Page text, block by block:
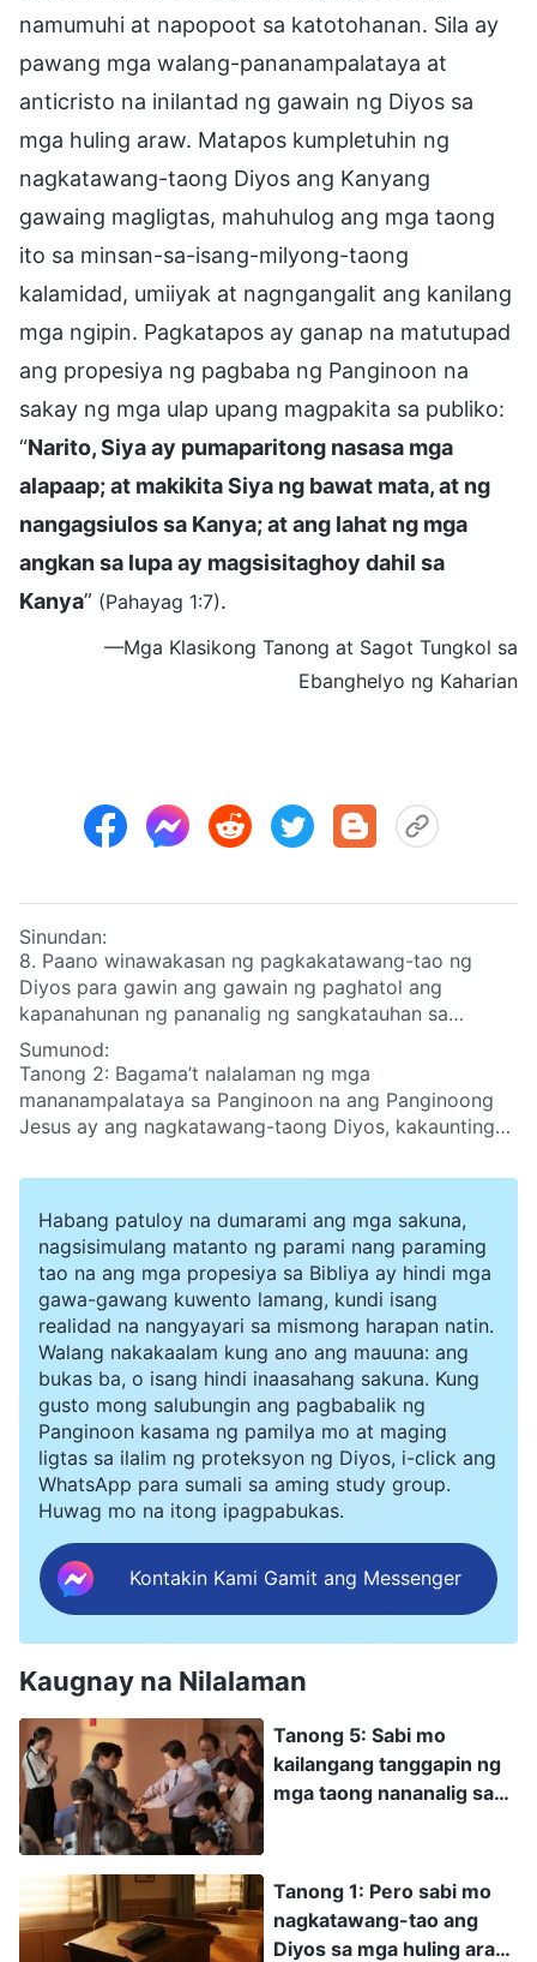
namumuhi at napopoot sa katotohanan. Sila ay
pawang mga walang-pananampalataya at
anticristo na inilantad ng gawain ng Diyos sa
mga huling araw. Matapos kumpletuhin ng
nagkatawang-taong Diyos ang Kanyang
gawaing magligtas, mahuhulog ang mga taong
ito sa minsan-sa-isang-milyong-taong
kalamidad, umiiyak at nagngangalit ang kanilang
mga ngipin. Pagkatapos ay ganap na matutupad
ang propesiya ng pagbaba ng Panginoon na
sakay ng mga ulap upang magpakita sa publiko:
“Narito, Siya ay pumaparitong nasasa mga
alapaap; at makikita Siya ng bawat mata, at ng
nangagsiulos sa Kanya; at ang lahat ng mga
angkan sa lupa ay magsisitaghoy dahil sa
Kanya” (Pahayag 1:7).
—Mga Klasikong Tanong at Sagot Tungkol sa
Ebanghelyo ng Kaharian
Sinundan:
8. Paano winawakasan ng pagkakatawang-tao ng
Diyos para gawin ang gawain ng paghatol ang
kapanahunan ng pananalig ng sangkatauhan sa
malabong Diyos at ang madilim na kapanahunan na
sakop ni Satanas?
Sumunod:
Tanong 2: Bagama’t nalalaman ng mga
mananampalataya sa Panginoon na ang Panginoong
Jesus ay ang nagkatawang-taong Diyos, kakaunting
pagkakatawang-tao. Kapag bumalik ang Panginoon,
Panginoong Jesus, na naging Anak ng tao at
gumagawa, talagang walang paraan na makikilala ng
mga tao ang Panginoong Jesus at malugod na
tatanggapin ang Kanyang pagbalik. Kung gayon ano
talaga ang pagkakatawang-tao? Ano ang diwa ng
pagkakatawang-tao?
Habang patuloy na dumarami ang mga sakuna,
nagsisimulang matanto ng parami nang paraming
tao na ang mga propesiya sa Bibliya ay hindi mga
gawa-gawang kuwento lamang, kundi isang
realidad na nangyayari sa mismong harapan natin.
Walang nakakaalam kung ano ang mauuna: ang
bukas ba, o isang hindi inaasahang sakuna. Kung
gusto mong salubungin ang pagbabalik ng
Panginoon kasama ng pamilya mo at maging
ligtas sa ilalim ng proteksyon ng Diyos, i-click ang
WhatsApp para sumali sa aming study group.
Huwag mo na itong ipagpabukas.
Kontakin Kami Gamit ang Messenger
Kaugnay na Nilalaman
Tanong 5: Sabi mo
kailangang tanggapin ng
mga taong nananalig sa
huling araw, at noon lang
mababago ang kanilang
masamang disposisyon.
Tanong 1: Pero sabi mo
nagkatawang-tao ang
Diyos sa mga huling araw